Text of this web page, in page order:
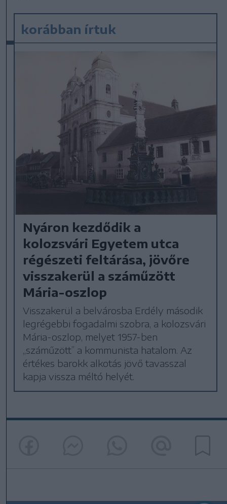
korábban írtuk
Nyáron kezdődik a
kolozsvári Egyetem utca
régészeti feltárása, jövőre
visszakerül a száműzött
Mária-oszlop
Visszakerül a belvárosba Erdély második
legrégebbi fogadalmi szobra, a kolozsvári
Mária-oszlop, melyet 1957-ben
„száműzött” a kommunista hatalom. Az
értékes barokk alkotás jövő tavasszal
kapja vissza méltó helyét.